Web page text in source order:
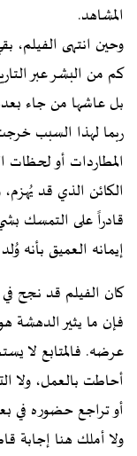
المشاهد.
وحين انتهى الفيلم،
كم من البشر عبر
بل عاشها من جاء
ربما لهذا السبب
المطاردات أو لحظات
الكائن الذي قد
قادراً على التمسك
إيمانه العميق بأنه
كان الفيلم قد نجح
فإن ما يثير الدهشة
عرضه. فالمتابع لا
أحاطت بالعمل، ولا
أو تراجع حضوره في
ولا أملك هنا إجابة